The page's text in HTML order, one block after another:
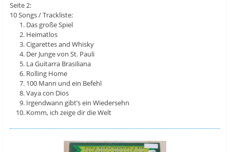
Seite 2:
10 Songs / Trackliste:
Das große Spiel
Heimatlos
Cigarettes and Whisky
Der Junge von St. Pauli
La Guitarra Brasiliana
Rolling Home
100 Mann und ein Befehl
Vaya con Dios
Irgendwann gibt’s ein Wiedersehn
Komm, ich zeige dir die Welt